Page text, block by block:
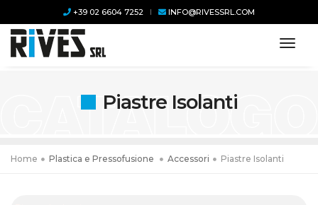
+39 02 6604 7252 INFO@RIVESSRL.COM
Piastre Isolanti
Home Plastica e Pressofusione Accessori Piastre Isolanti